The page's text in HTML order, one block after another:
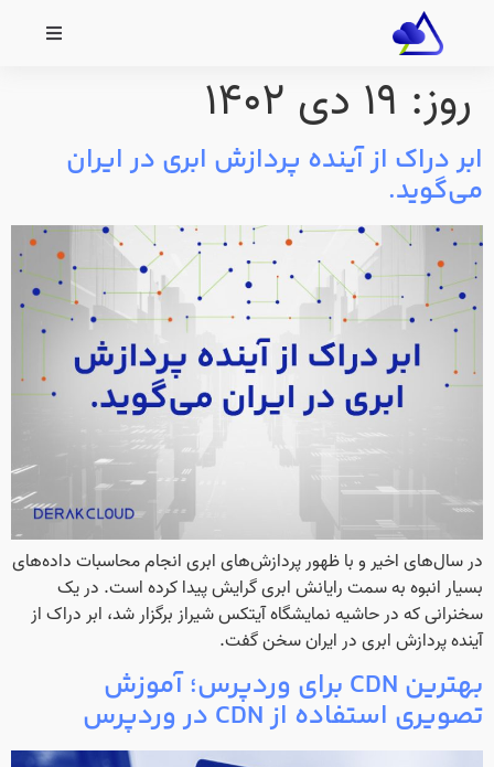
روز: ۱۹ دی ۱۴۰۲
ابر دراک از آینده پردازش ابری در ایران
می‌گوید.
در سال‌های اخیر و با ظهور پردازش‌های ابری انجام محاسبات داده‌های
بسیار انبوه به سمت رایانش ابری گرایش پیدا کرده است. در یک
سخنرانی که در حاشیه نمایشگاه آیتکس شیراز برگزار شد، ابر دراک از
آینده پردازش ابری در ایران سخن گفت.
بهترین CDN برای وردپرس؛ آموزش
تصویری استفاده از CDN در وردپرس